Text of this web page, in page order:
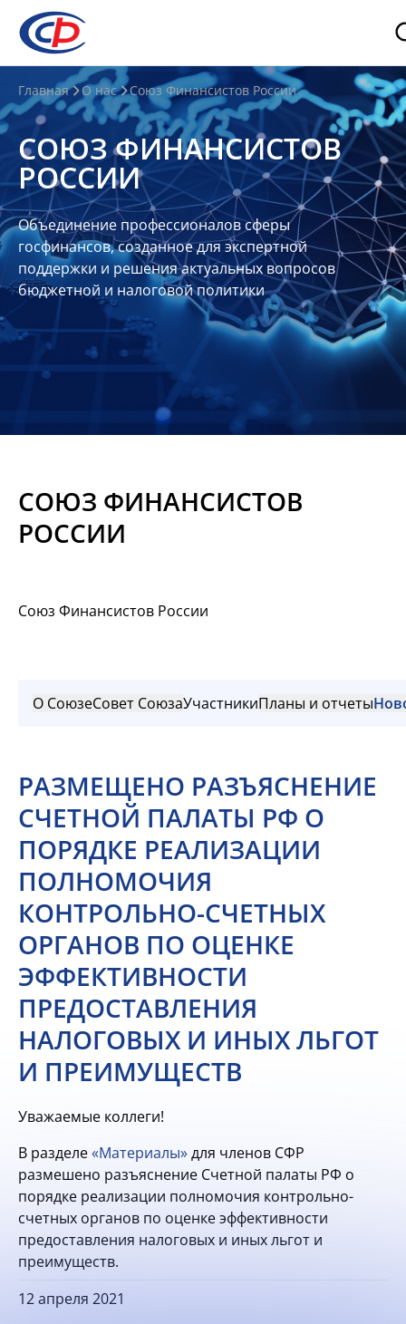
О
нас
О
СФР
Совет
Союза
Участники
Планы
отчеты
Контакты
Материалы
Главная О нас Союз Финансистов России
СОЮЗ ФИНАНСИСТОВ
РОССИИ
Объединение профессионалов сферы
госфинансов, созданное для экспертной
поддержки и решения актуальных вопросов
бюджетной и налоговой политики
СОЮЗ ФИНАНСИСТОВ
РОССИИ
Союз Финансистов России
О СоюзеСовет СоюзаУчастникиПланы и отчеты
РАЗМЕЩЕНО РАЗЪЯСНЕНИЕ
СЧЕТНОЙ ПАЛАТЫ РФ О
ПОРЯДКЕ РЕАЛИЗАЦИИ
ПОЛНОМОЧИЯ
КОНТРОЛЬНО-СЧЕТНЫХ
ОРГАНОВ ПО ОЦЕНКЕ
ЭФФЕКТИВНОСТИ
ПРЕДОСТАВЛЕНИЯ
НАЛОГОВЫХ И ИНЫХ ЛЬГОТ
И ПРЕИМУЩЕСТВ
Уважаемые коллеги!
В разделе«Материалы»для членов СФР
размешено разъяснение Счетной палаты РФ о
порядке реализации полномочия контрольно-
счетных органов по оценке эффективности
предоставления налоговых и иных льгот и
преимуществ.
12 апреля 2021